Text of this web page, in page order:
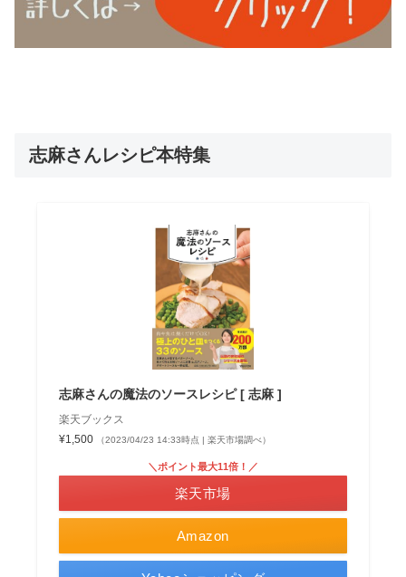
志麻さんレシピ本特集
志麻さんの魔法のソースレシピ [ 志麻 ]
楽天ブックス
¥1,500
（2023/04/23 14:33時点 | 楽天市場調べ）
Amazon
＼ポイント最大11倍！／
楽天市場